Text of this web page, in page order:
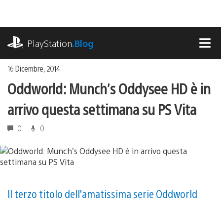
contenuto
PlayStation.Blog
16 Dicembre, 2014
Oddworld: Munch’s Oddysee HD è in
arrivo questa settimana su PS Vita
0 0
Il terzo titolo dell'amatissima serie Oddworld